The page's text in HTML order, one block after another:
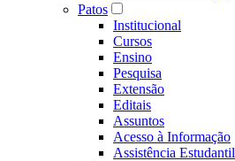
Patos
Institucional
Cursos
Ensino
Pesquisa
Extensão
Editais
Assuntos
Acesso à Informação
Assistência Estudantil